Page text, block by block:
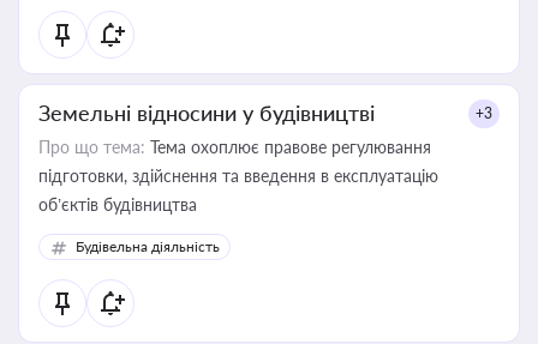
Земельні відносини у будівництві +3
Про що тема: Тема охоплює правове регулювання
підготовки, здійснення та введення в експлуатацію
об’єктів будівництва
Будівельна діяльність